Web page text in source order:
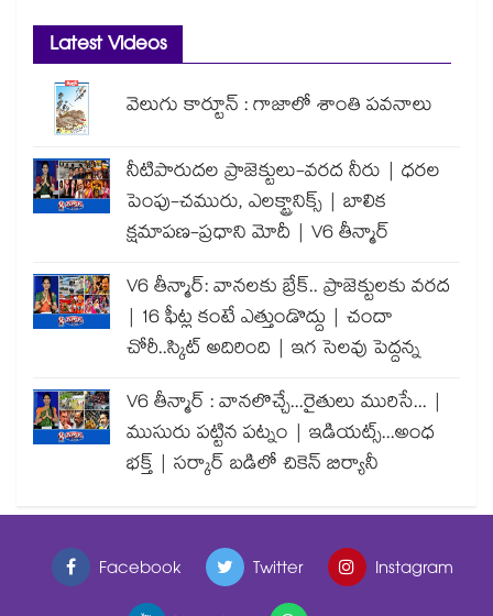
Latest Videos
వెలుగు కార్టూన్ : గాజాలో శాంతి పవనాలు
నీటిపారుదల ప్రాజెక్టులు-వరద నీరు | ధరల
పెంపు-చమురు, ఎలక్ట్రానిక్స్ | బాలిక
క్షమాపణ-ప్రధాని మోదీ | V6 తీన్మార్
V6 తీన్మార్: వానలకు బ్రేక్.. ప్రాజెక్టులకు వరద
| 16 ఫీట్ల కంటే ఎత్తుండొద్దు | చందా
చోరీ..స్కిట్ అదిరింది | ఇగ సెలవు పెద్దన్న
V6 తీన్మార్ : వానలొచ్చే...రైతులు మురిసే... |
ముసురు పట్టిన పట్నం | ఇడియట్స్...అంధ
భక్త్ | సర్కార్ బడిలో చికెన్ బిర్యానీ
Facebook Twitter
Instagram